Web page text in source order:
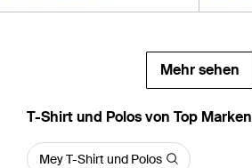
Mehr sehen
T-Shirt und Polos von Top Marken
Mey T-Shirt und Polos